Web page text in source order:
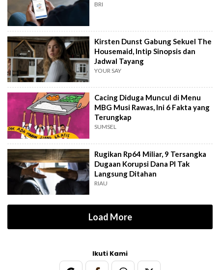
BRI
Kirsten Dunst Gabung Sekuel The
Housemaid, Intip Sinopsis dan
Jadwal Tayang
YOUR SAY
Cacing Diduga Muncul di Menu
MBG Musi Rawas, Ini 6 Fakta yang
Terungkap
SUMSEL
Rugikan Rp64 Miliar, 9 Tersangka
Dugaan Korupsi Dana PI Tak
Langsung Ditahan
RIAU
Load More
Ikuti Kami